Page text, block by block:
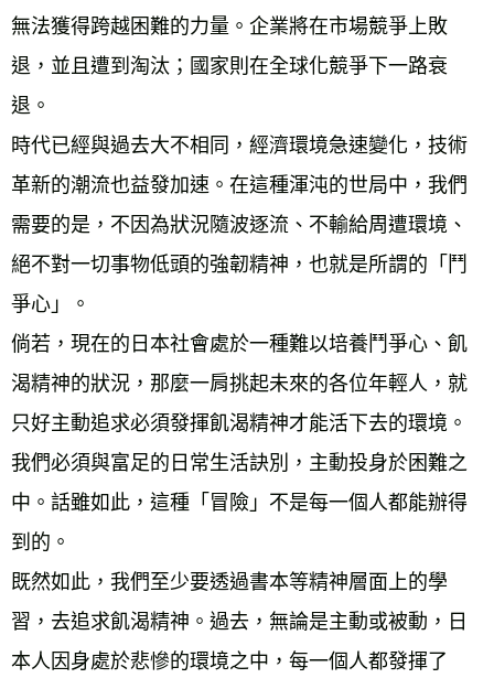
無法獲得跨越困難的力量。企業將在市場競爭上敗
退，並且遭到淘汰；國家則在全球化競爭下一路衰
退。
時代已經與過去大不相同，經濟環境急速變化，技術
革新的潮流也益發加速。在這種渾沌的世局中，我們
需要的是，不因為狀況隨波逐流、不輸給周遭環境、
絕不對一切事物低頭的強韌精神，也就是所謂的「鬥
爭心」。
倘若，現在的日本社會處於一種難以培養鬥爭心、飢
渴精神的狀況，那麼一肩挑起未來的各位年輕人，就
只好主動追求必須發揮飢渴精神才能活下去的環境。
我們必須與富足的日常生活訣別，主動投身於困難之
中。話雖如此，這種「冒險」不是每一個人都能辦得
到的。
既然如此，我們至少要透過書本等精神層面上的學
習，去追求飢渴精神。過去，無論是主動或被動，日
本人因身處於悲慘的環境之中，每一個人都發揮了